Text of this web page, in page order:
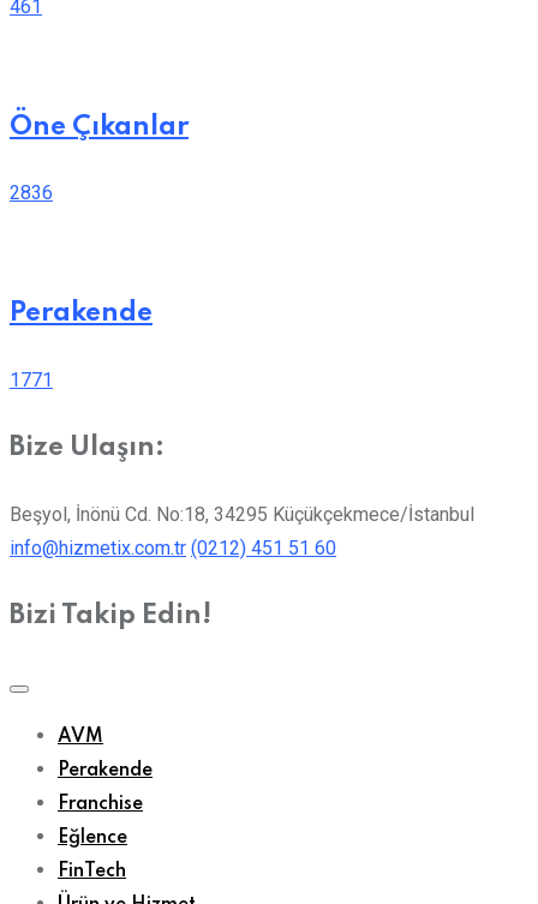
461
Öne Çıkanlar
2836
Perakende
1771
Bize Ulaşın:
Beşyol, İnönü Cd. No:18, 34295 Küçükçekmece/İstanbul
info@hizmetix.com.tr (0212) 451 51 60
Bizi Takip Edin!
AVM
Perakende
Franchise
Eğlence
FinTech